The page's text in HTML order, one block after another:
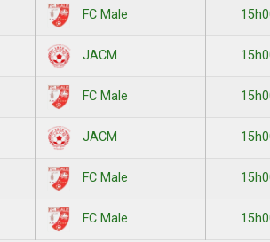
FC Male
JACM
FC Male
JACM
FC Male
FC Male